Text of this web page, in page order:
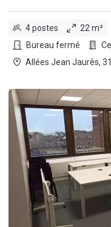
4 postes
22 m²
Bureau fermé